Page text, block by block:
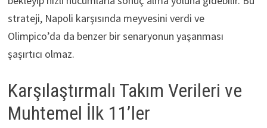
strateji, Napoli karşısında meyvesini verdi ve
Olimpico’da da benzer bir senaryonun yaşanması
şaşırtıcı olmaz.
Karşılaştırmalı Takım Verileri ve
Muhtemel İlk 11’ler